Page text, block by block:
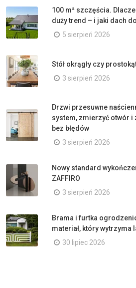
100 m² szczęścia.
duży trend – i jaki dach
5 sierpień 2026
Stół okrągły czy
3 sierpień 2026
Drzwi przesuwne
system, zmierzyć otwór i
bez błędów
3 sierpień 2026
Nowy standard
ZAFFIRO
3 sierpień 2026
Brama i furtka
materiał, który wytrzyma
30 lipiec 2026